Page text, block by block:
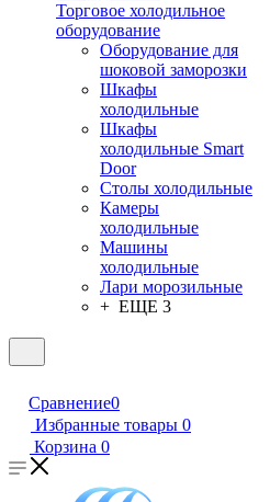
Торговое холодильное
оборудование
Оборудование для
шоковой заморозки
Шкафы
холодильные
Шкафы
холодильные Smart
Door
Столы холодильные
Камеры
холодильные
Машины
холодильные
Лари морозильные
+ ЕЩЕ 3
Сравнение0
Избранные товары 0
Корзина 0